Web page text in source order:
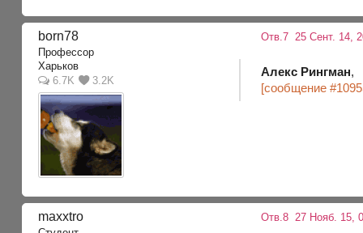
born78
Профессор
Харьков
6.7K
3.2K
Отв.7 25 Сент. 14,
Алекс Рингман,
[сообщение
maxxtro Отв.8 27 Нояб. 15,